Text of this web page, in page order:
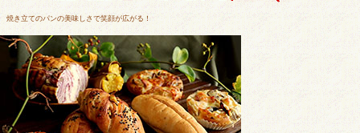
焼き立てのパンの美味しさで笑顔が広がる！